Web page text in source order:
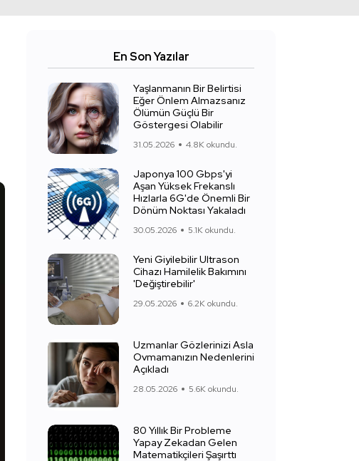
En Son Yazılar
Yaşlanmanın Bir Belirtisi
Eğer Önlem Almazsanız
Ölümün Güçlü Bir
Göstergesi Olabilir
31.05.2026 4.8K okundu.
Japonya 100 Gbps'yi
Aşan Yüksek Frekanslı
Hızlarla 6G'de Önemli Bir
Dönüm Noktası Yakaladı
30.05.2026 5.1K okundu.
Yeni Giyilebilir Ultrason
Cihazı Hamilelik Bakımını
'Değiştirebilir'
29.05.2026 6.2K okundu.
Uzmanlar Gözlerinizi Asla
Ovmamanızın Nedenlerini
Açıkladı
28.05.2026 5.6K okundu.
80 Yıllık Bir Probleme
Yapay Zekadan Gelen
Matematikçileri Şaşırttı